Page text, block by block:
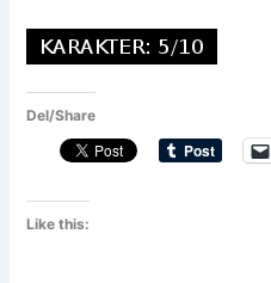
Del/Share
Like this: